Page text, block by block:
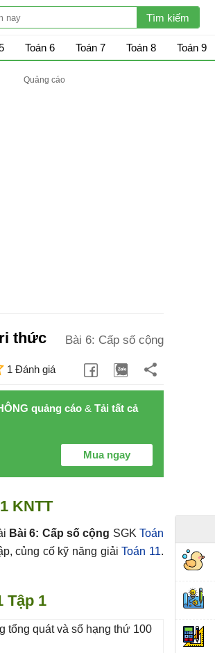
Toán 6 Toán 7 Toán 8 Toán 9
thức Bài 6: Cấp số cộng
1 Đánh giá
quảng cáo & Tải tất cả
Mua ngay
KNTT
Bài 6: Cấp số cộng SGKToán
củng cố kỹ năng giảiToán 11.
Tập 1
tổng quát và số hạng thứ 100